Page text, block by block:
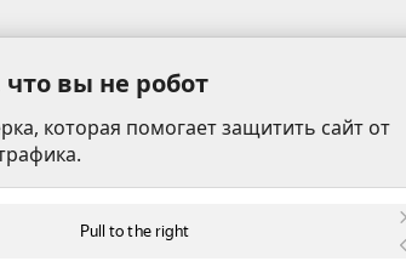
вы не робот
которая помогает защитить сайт от